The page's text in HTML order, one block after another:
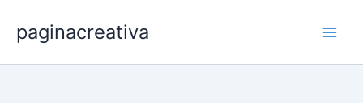
content
paginacreativa